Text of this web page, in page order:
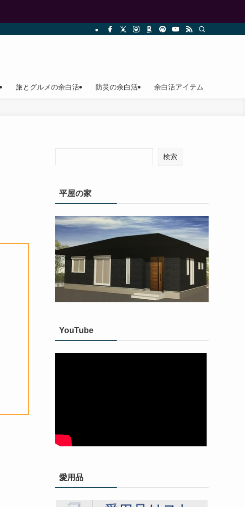
旅とグルメの余白活 防災の余白活 余白活アイテム
検索
平屋の家
YouTube
愛用品